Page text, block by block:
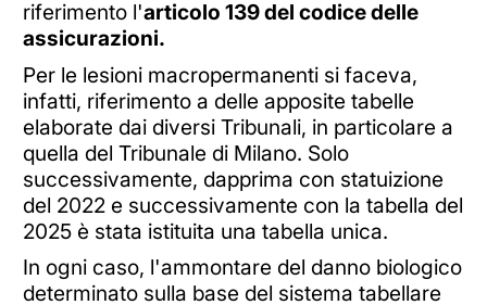
riferimento l'articolo 139 del codice delle
assicurazioni.
Per le lesioni macropermanenti si faceva,
infatti, riferimento a delle apposite tabelle
elaborate dai diversi Tribunali, in particolare a
quella del Tribunale di Milano. Solo
successivamente, dapprima con statuizione
del 2022 e successivamente con la tabella del
2025 è stata istituita una tabella unica.
In ogni caso, l'ammontare del danno biologico
determinato sulla base del sistema tabellare